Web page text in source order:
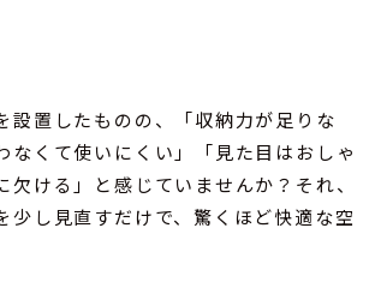
設置したものの、「収納力が足りな
なくて使いにくい」「見た目はおしゃ
欠ける」と感じていませんか？それ、
少し見直すだけで、驚くほど快適な空